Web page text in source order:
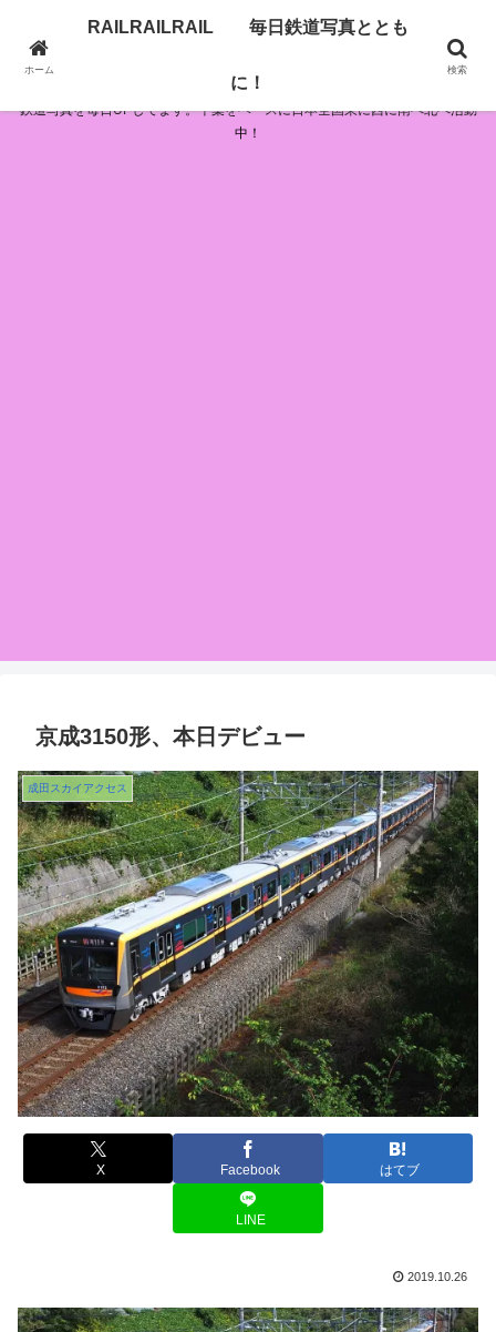
RAILRAILRAIL 毎日鉄道写真とともに！
鉄道写真を毎日UPしてます。千葉をベースに日本全国東に西に南へ北へ活動
中！
京成3150形、本日デビュー
成田スカイアクセス
X Facebook はてブ
LINE
2019.10.26
ホーム
RAILRAILRAIL 毎日鉄道写真ととも
に！
検索